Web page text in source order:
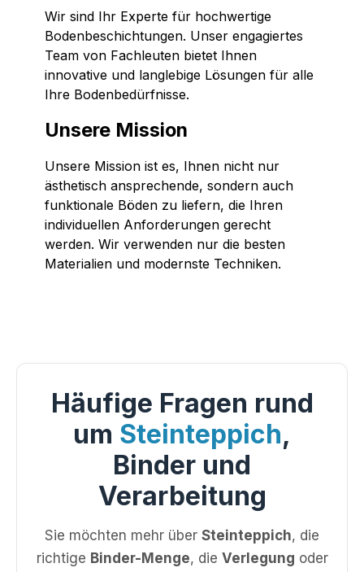
Wir sind Ihr Experte für hochwertige
Bodenbeschichtungen. Unser engagiertes
Team von Fachleuten bietet Ihnen
innovative und langlebige Lösungen für alle
Ihre Bodenbedürfnisse.
Unsere Mission
Unsere Mission ist es, Ihnen nicht nur
ästhetisch ansprechende, sondern auch
funktionale Böden zu liefern, die Ihren
individuellen Anforderungen gerecht
werden. Wir verwenden nur die besten
Materialien und modernste Techniken.
Häufige Fragen rund
um Steinteppich,
Binder und
Verarbeitung
Sie möchten mehr über Steinteppich, die
richtige Binder-Menge, die Verlegung oder